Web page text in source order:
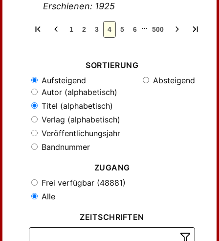
Erschienen: 1925
1 2 3 4 5 6 … 500
SORTIERUNG
Aufsteigend
Absteigend
Autor (alphabetisch)
Titel (alphabetisch)
Verlag (alphabetisch)
Veröffentlichungsjahr
Bandnummer
ZUGANG
Frei verfügbar (48881)
Alle
ZEITSCHRIFTEN